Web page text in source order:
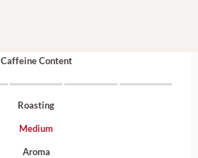
Caffeine Content
Roasting
Medium
Aroma